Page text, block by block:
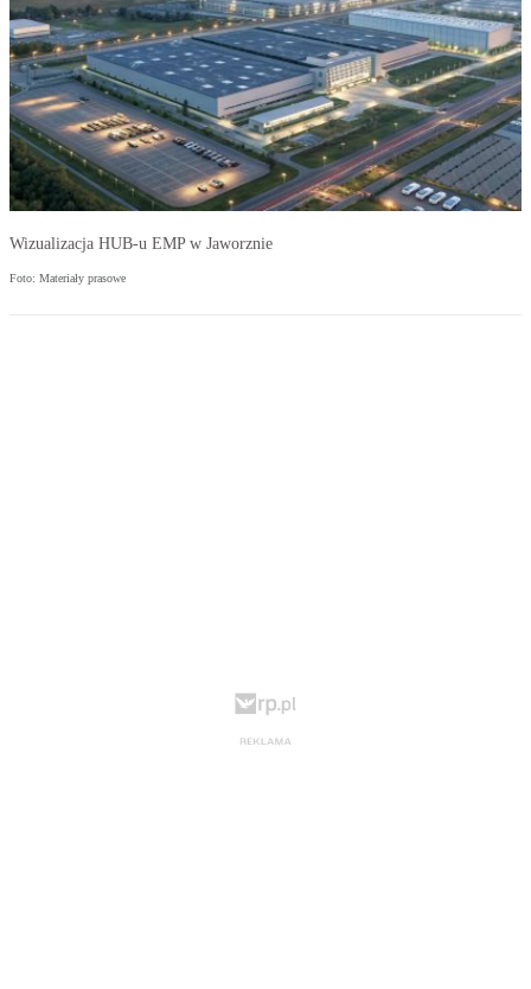
Wizualizacja HUB-u EMP w Jaworznie
Foto: Materiały prasowe